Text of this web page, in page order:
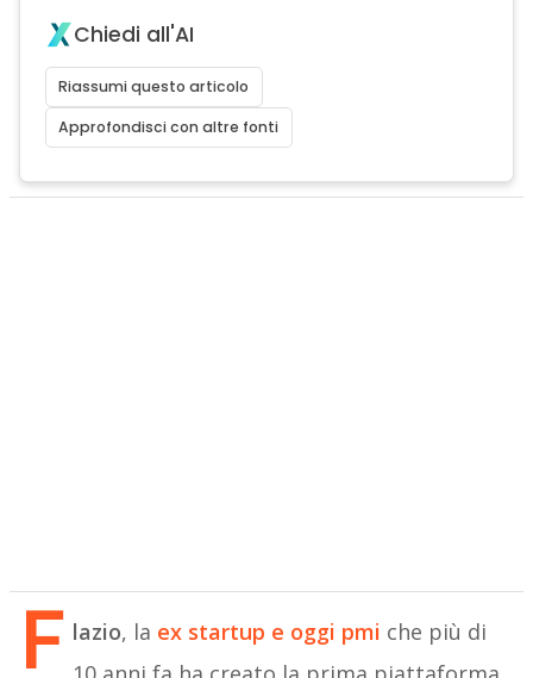
Chiedi all'AI
Riassumi questo articolo
Approfondisci con altre fonti
F lazio, la ex startup e oggi pmi che più di